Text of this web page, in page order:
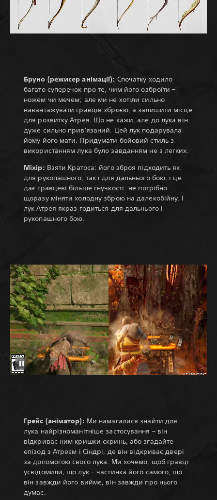
Бруно (режисер анімації): Спочатку ходило
багато суперечок про те, чим його озброїти –
ножем чи мечем; але ми не хотіли сильно
навантажувати гравців зброєю, а залишити місце
для розвитку Атрея. Що не кажи, але до лука він
дуже сильно прив'язаний. Цей лук подарувала
йому його мати. Придумати бойовий стиль з
використанням лука було завданням не з легких.
Міхір: Взяти Кратоса: його зброя підходить як
для рукопашного, так і для дальнього бою, і це
дає гравцеві більше гнучкості: не потрібно
щоразу міняти холодну зброю на далекобійну. І
лук Атрея якраз годиться для дальнього і
рукопашного бою.
Грейс (аніматор): Ми намагалися знайти для
лука найрізноманітніше застосування – він
відкриває ним кришки скринь, або згадайте
епізод з Атреєм і Сіндрі, де він відкриває двері
за допомогою свого лука. Ми хочемо, щоб гравці
усвідомили, що лук – частинка його самого, що
він завжди його вийме, він завжди про нього
думає.